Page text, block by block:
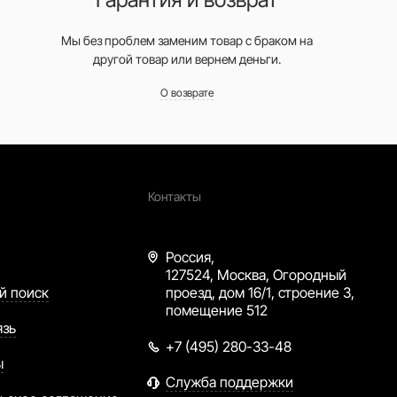
Мы без проблем заменим товар с браком на
другой товар или вернем деньги.
О возврате
поиск
Контакты
Россия,
127524, Москва, Огородный
проезд, дом 16/1, строение 3,
помещение 512
+7 (495) 280-33-48
Служба поддержки